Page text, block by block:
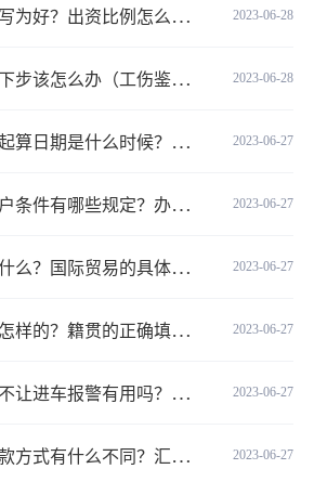
2023-06-28
好？出资比例怎么填写？
2023-06-28
伤鉴定后要是对伤残等级结论不服怎么办）
2023-06-27
缺陷责任终止证书签发的必要条件是什么？
2023-06-27
？办理收养登记的事实收养情况有几种？
2023-06-27
贸易的具体流程的内容都有哪些？
2023-06-27
的正确填写规范是什么？-天天微动态
2023-06-27
吗？小区不让业主进车该怎么投诉？
2023-06-27
票和本票包含的交易数有什么不同？ 环球今热点